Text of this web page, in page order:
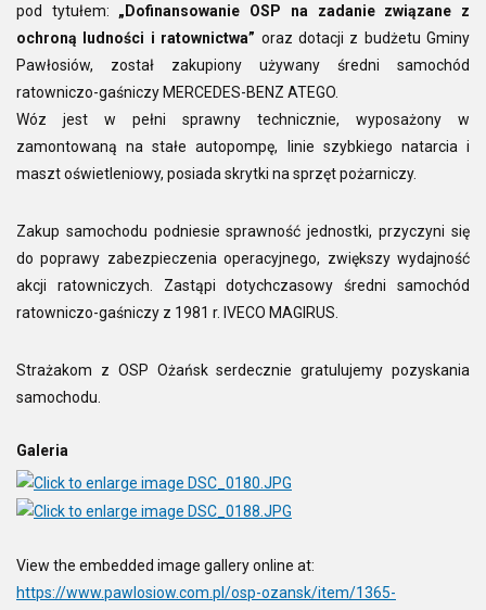
pod tytułem: „Dofinansowanie OSP na zadanie związane z
ochroną ludności i ratownictwa” oraz dotacji z budżetu Gminy
Pawłosiów, został zakupiony używany średni samochód
ratowniczo-gaśniczy MERCEDES-BENZ ATEGO.
Wóz jest w pełni sprawny technicznie, wyposażony w
zamontowaną na stałe autopompę, linie szybkiego natarcia i
maszt oświetleniowy, posiada skrytki na sprzęt pożarniczy.
Zakup samochodu podniesie sprawność jednostki, przyczyni się
do poprawy zabezpieczenia operacyjnego, zwiększy wydajność
akcji ratowniczych. Zastąpi dotychczasowy średni samochód
ratowniczo-gaśniczy z 1981 r. IVECO MAGIRUS.
Strażakom z OSP Ożańsk serdecznie gratulujemy pozyskania
samochodu.
Galeria
View the embedded image gallery online at:
https://www.pawlosiow.com.pl/osp-ozansk/item/1365-